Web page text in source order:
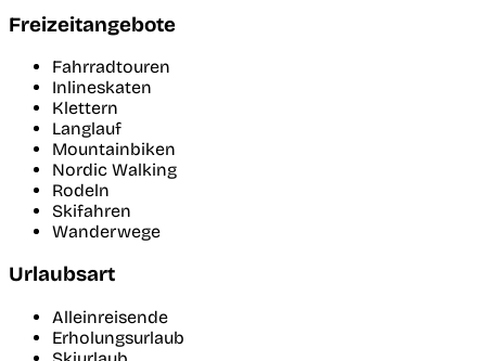
Freizeitangebote
Fahrradtouren
Inlineskaten
Klettern
Langlauf
Mountainbiken
Nordic Walking
Rodeln
Skifahren
Wanderwege
Urlaubsart
Alleinreisende
Erholungsurlaub